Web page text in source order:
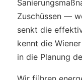
Zuschüssen —
senkt die
kennt die
in die Planung